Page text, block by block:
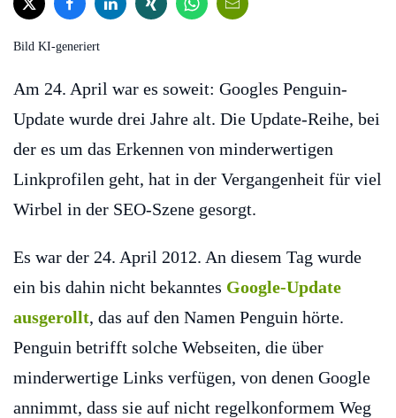
Bild KI-generiert
Am 24. April war es soweit: Googles Penguin-
Update wurde drei Jahre alt. Die Update-Reihe, bei
der es um das Erkennen von minderwertigen
Linkprofilen geht, hat in der Vergangenheit für viel
Wirbel in der SEO-Szene gesorgt.
Es war der 24. April 2012. An diesem Tag wurde
ein bis dahin nicht bekanntes Google-Update
ausgerollt, das auf den Namen Penguin hörte.
Penguin betrifft solche Webseiten, die über
minderwertige Links verfügen, von denen Google
annimmt, dass sie auf nicht regelkonformem Weg